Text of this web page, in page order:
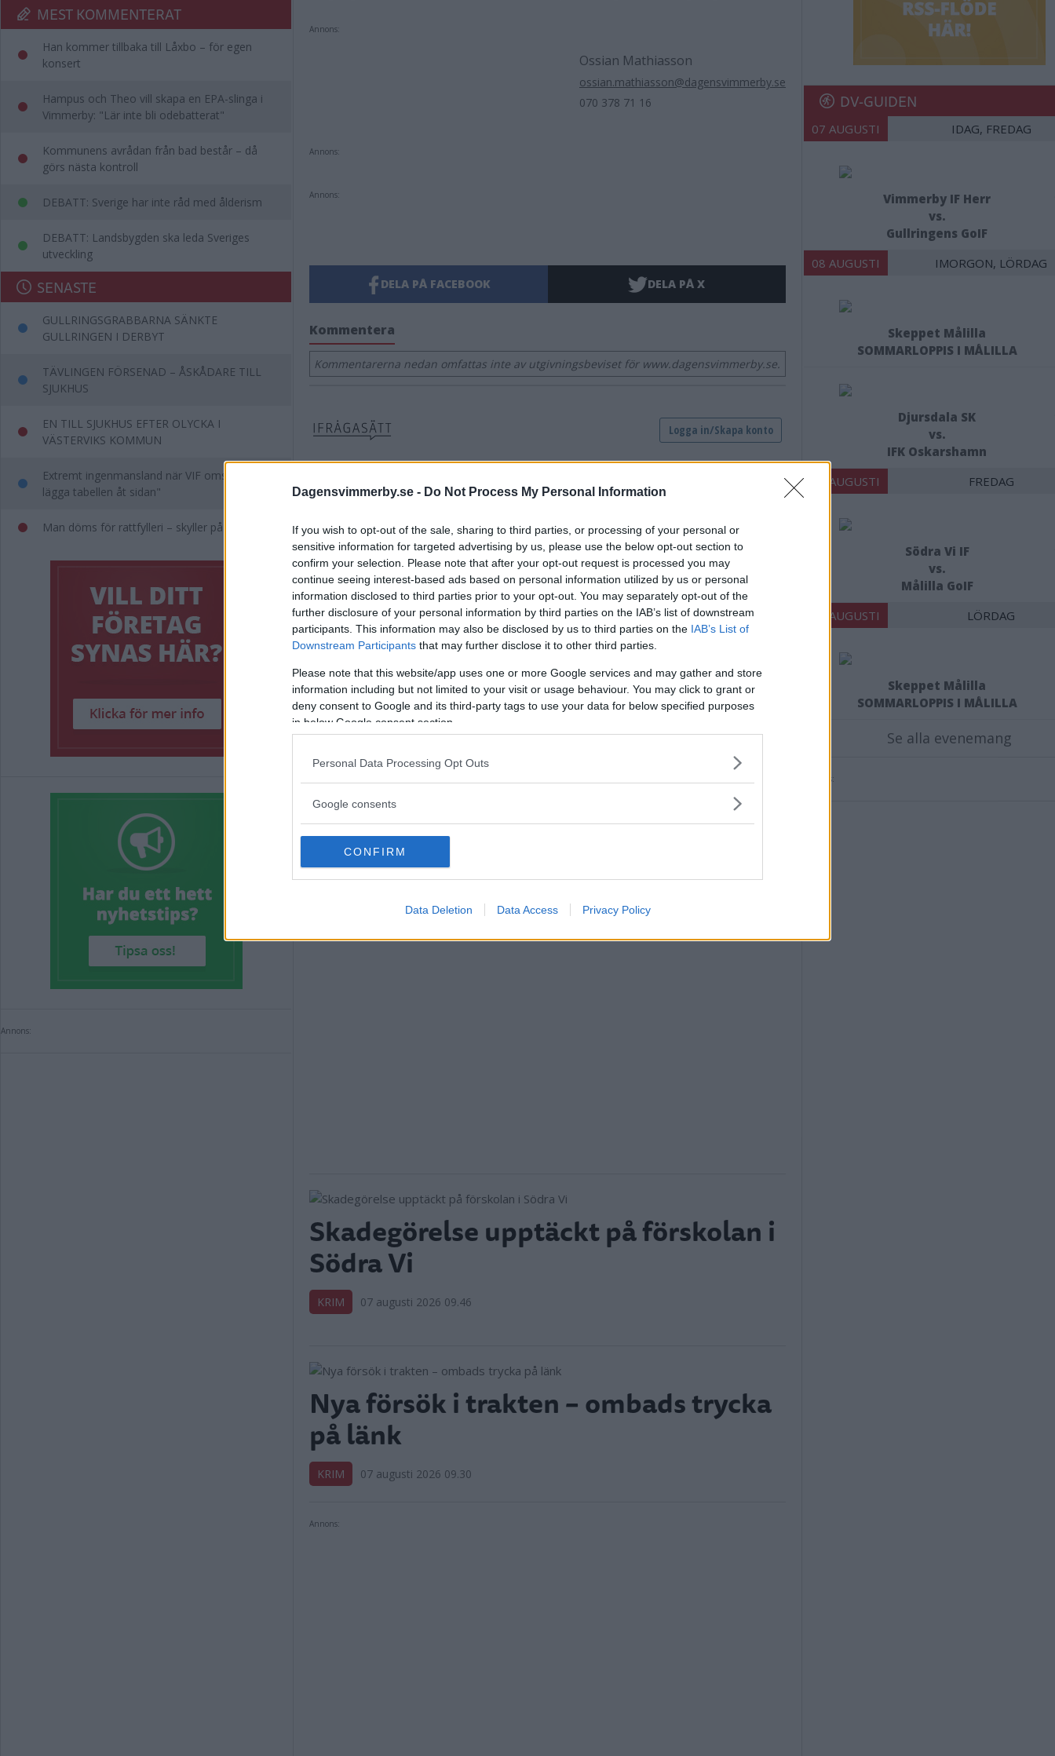
Dagensvimmerby.se - Do Not Process My Personal Information
If you wish to opt-out of the sale, sharing to third parties, or processing of your personal or
sensitive information for targeted advertising by us, please use the below opt-out section to
confirm your selection. Please note that after your opt-out request is processed you may
continue seeing interest-based ads based on personal information utilized by us or personal
information disclosed to third parties prior to your opt-out. You may separately opt-out of the
further disclosure of your personal information by third parties on the IAB’s list of downstream
participants. This information may also be disclosed by us to third parties on the IAB’s List of
Downstream Participants that may further disclose it to other third parties.
Please note that this website/app uses one or more Google services and may gather and store
information including but not limited to your visit or usage behaviour. You may click to grant or
deny consent to Google and its third-party tags to use your data for below specified purposes
in below Google consent section.
Personal Data Processing Opt Outs
Google consents
CONFIRM
Data Deletion Data Access Privacy Policy
MEST KOMMENTERAT
Han kommer tillbaka till Låxbo – för egen
konsert
Hampus och Theo vill skapa en EPA-slinga i
Vimmerby: "Lär inte bli odebatterat"
Kommunens avrådan från bad består – då
görs nästa kontroll
DEBATT: Sverige har inte råd med ålderism
DEBATT: Landsbygden ska leda Sveriges
utveckling
SENASTE
GULLRINGSGRABBARNA SÄNKTE
GULLRINGEN I DERBYT
TÄVLINGEN FÖRSENAD – ÅSKÅDARE TILL
SJUKHUS
EN TILL SJUKHUS EFTER OLYCKA I
VÄSTERVIKS KOMMUN
Extremt ingenmansland när VIF omstartar: "Får
lägga tabellen åt sidan"
Man döms för rattfylleri – skyller på jäst saft
Annons:
Annons:
Ossian Mathiasson
ossian.mathiasson@dagensvimmerby.se
070 378 71 16
Annons:
Annons:
DELA PÅ FACEBOOK DELA PÅ X
Kommentera
Kommentarerna nedan omfattas inte av utgivningsbeviset för www.dagensvimmerby.se.
Man döms för rattfylleri – skyller på
jäst saft
KRIM 07 augusti 2026 15.00
Skadegörelse upptäckt på förskolan i
Södra Vi
KRIM 07 augusti 2026 09.46
Nya försök i trakten – ombads trycka
på länk
KRIM 07 augusti 2026 09.30
Annons:
DV-GUIDEN
07 AUGUSTI IDAG, FREDAG
Vimmerby IF Herr
vs.
Gullringens GoIF
08 AUGUSTI IMORGON, LÖRDAG
Skeppet Målilla
SOMMARLOPPIS I MÅLILLA
Djursdala SK
vs.
IFK Oskarshamn
14 AUGUSTI FREDAG
Södra Vi IF
vs.
Målilla GoIF
15 AUGUSTI LÖRDAG
Skeppet Målilla
SOMMARLOPPIS I MÅLILLA
Se alla evenemang
Annons: